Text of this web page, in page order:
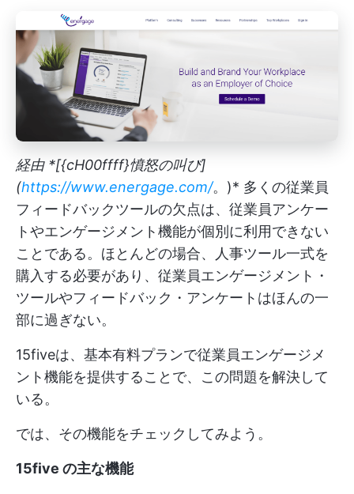
経由 *[{cH00ffff}憤怒の叫び]
(https://www.energage.com/。)* 多くの従業員
フィードバックツールの欠点は、従業員アンケー
トやエンゲージメント機能が個別に利用できない
ことである。ほとんどの場合、人事ツール一式を
購入する必要があり、従業員エンゲージメント・
ツールやフィードバック・アンケートはほんの一
部に過ぎない。
15fiveは、基本有料プランで従業員エンゲージメ
ント機能を提供することで、この問題を解決して
いる。
では、その機能をチェックしてみよう。
15five の主な機能